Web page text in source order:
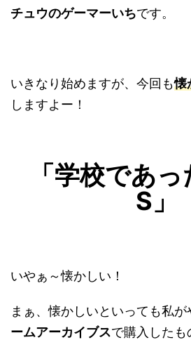
チュウのゲーマーいちです。
いきなり始めますが、今回も懐
しますよー！
「学校であっ
S」
いやぁ～懐かしい！
まぁ、懐かしいといっても私が
ームアーカイブスで購入したも